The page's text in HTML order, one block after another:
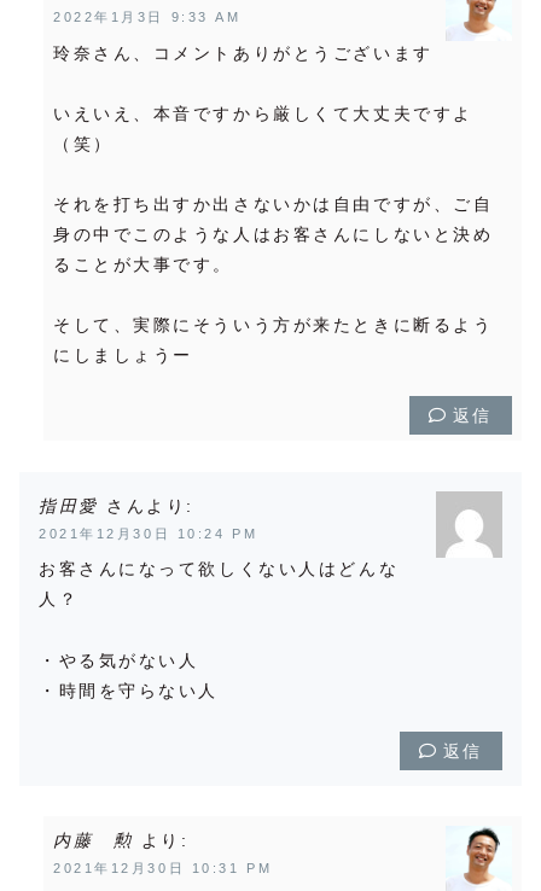
2022年1月3日 9:33 AM
玲奈さん、コメントありがとうございます
いえいえ、本音ですから厳しくて大丈夫ですよ
（笑）
それを打ち出すか出さないかは自由ですが、ご自
身の中でこのような人はお客さんにしないと決め
ることが大事です。
そして、実際にそういう方が来たときに断るよう
にしましょうー
返信
指田愛 より:
2021年12月30日 10:24 PM
お客さんになって欲しくない人はどんな
人？
・やる気がない人
・時間を守らない人
返信
内藤 勲 より:
2021年12月30日 10:31 PM